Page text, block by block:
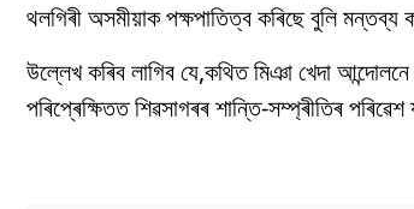
থলগিৰী অসমীয়াক পক্ষপাতিত্ব কৰিছে বুলি
উল্লেখ কৰিব লাগিব যে,কথিত মিঞা খেদা
পৰিপ্ৰেক্ষিতত শিৱসাগৰৰ শান্তি-সম্প্ৰীতিৰ